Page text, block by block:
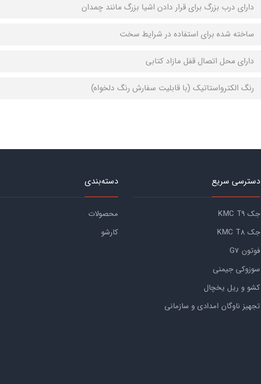
دارای درب بزرگ برای قرار دادن اشیا بزرگ مانند چمدان
ساخته شده برای استفاده در شرایط سخت
دارای محل اتصال قفل مازاد کتابی
رنگ الکترواستاتیک (با قابلیت سفارش رنگ دلخواه)
دسترسی سریع
جک KMC T9
جک KMC T8
فوتون G7
سوزوکی جیمنی
کشو و ریل یخچال
تجهیز ناوگان امدادی و سازمانی
دسته‌بندی
محصولات
کارشو